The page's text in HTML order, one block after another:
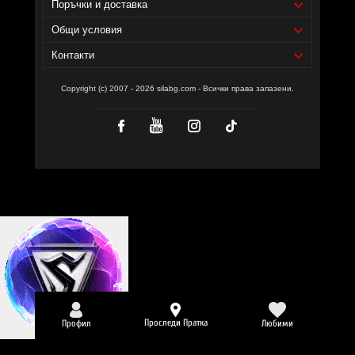
Поръчки и доставка
Общи условия
Контакти
Copyright (c) 2007 - 2026 silabg.com - Всички права запазени.
Профил Проследи Пратка Любими